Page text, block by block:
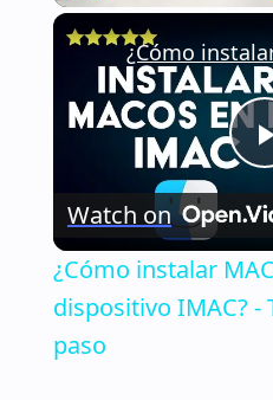
Watch on
¿Cómo instalar
dispositivo IMAC? -
paso